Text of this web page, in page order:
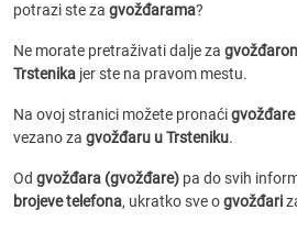
potrazi ste za gvožđarama?
Ne morate pretraživati dalje za
Trstenika jer ste na pravom mestu.
Na ovoj stranici možete pronaćigvožđare
vezano za gvožđaru u Trsteniku.
Od gvožđara (gvožđare) pa do svih
brojeve telefona, ukratko sve ogvožđari